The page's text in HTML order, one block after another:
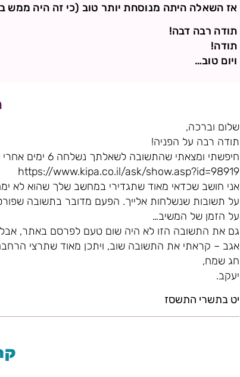
אז השאלה היתה מנוסחת יותר טוב (כי זה היה ממש
תודה רבה דבה!
תודה!
ויום טוב…
שלום וברכה,
תודה רבה על הפניה!
חיפשתי ומצאתי שהתשובה לשאלתך נשלחה 6 ימים אחרי ששאלת, והנה הקישור:
https://www.kipa.co.il/ask/show.asp?id=98919
אני חושב שכדאי מאוד שתגדירי במחשב שלך שהוא לא
על תשובות שנשלחות אלייך. הפעם מדובר בתשובה
על הזמן של המשיב…
גם את התשובה הזו לא היה שום טעם לפרסם באתר,
אגב – קראתי את התשובה שוב, ויתכן מאוד שתרצי
חג שמח,
יעקב.
יט בתשרי התשסז